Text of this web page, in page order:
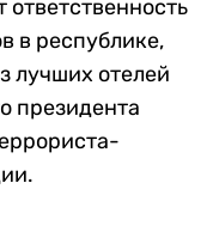
в республике,
лучших отелей
президента